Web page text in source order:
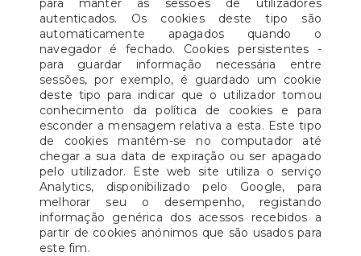
para manter as sessões de utilizadores
autenticados. Os cookies deste tipo são
automaticamente apagados quando o
navegador é fechado. Cookies persistentes -
para guardar informação necessária entre
sessões, por exemplo, é guardado um cookie
deste tipo para indicar que o utilizador tomou
conhecimento da política de cookies e para
esconder a mensagem relativa a esta. Este tipo
de cookies mantém-se no computador até
chegar a sua data de expiração ou ser apagado
pelo utilizador. Este web site utiliza o serviço
Analytics, disponibilizado pelo Google, para
melhorar seu o desempenho, registando
informação genérica dos acessos recebidos a
partir de cookies anónimos que são usados para
este fim.